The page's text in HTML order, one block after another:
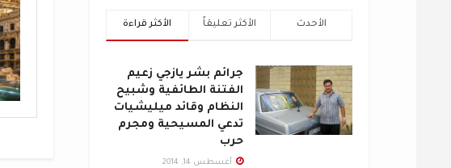
الأكثر قراءة الأكثر تعليقاً الأحدث
جرائم بشر يازجي زعيم
الفتنة الطائفية وشبيح
النظام وقائد ميليشيات
تدعي المسيحية ومجرم
حرب
أغسطس 14, 2014